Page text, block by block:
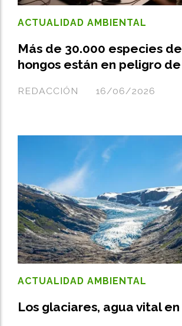
Más de 30.000 especies
hongos están en peligro
REDACCIÓN
ACTUALIDAD AMBIENTAL
16/06/2026
Los glaciares, agua vital
ACTUALIDAD AMBIENTAL